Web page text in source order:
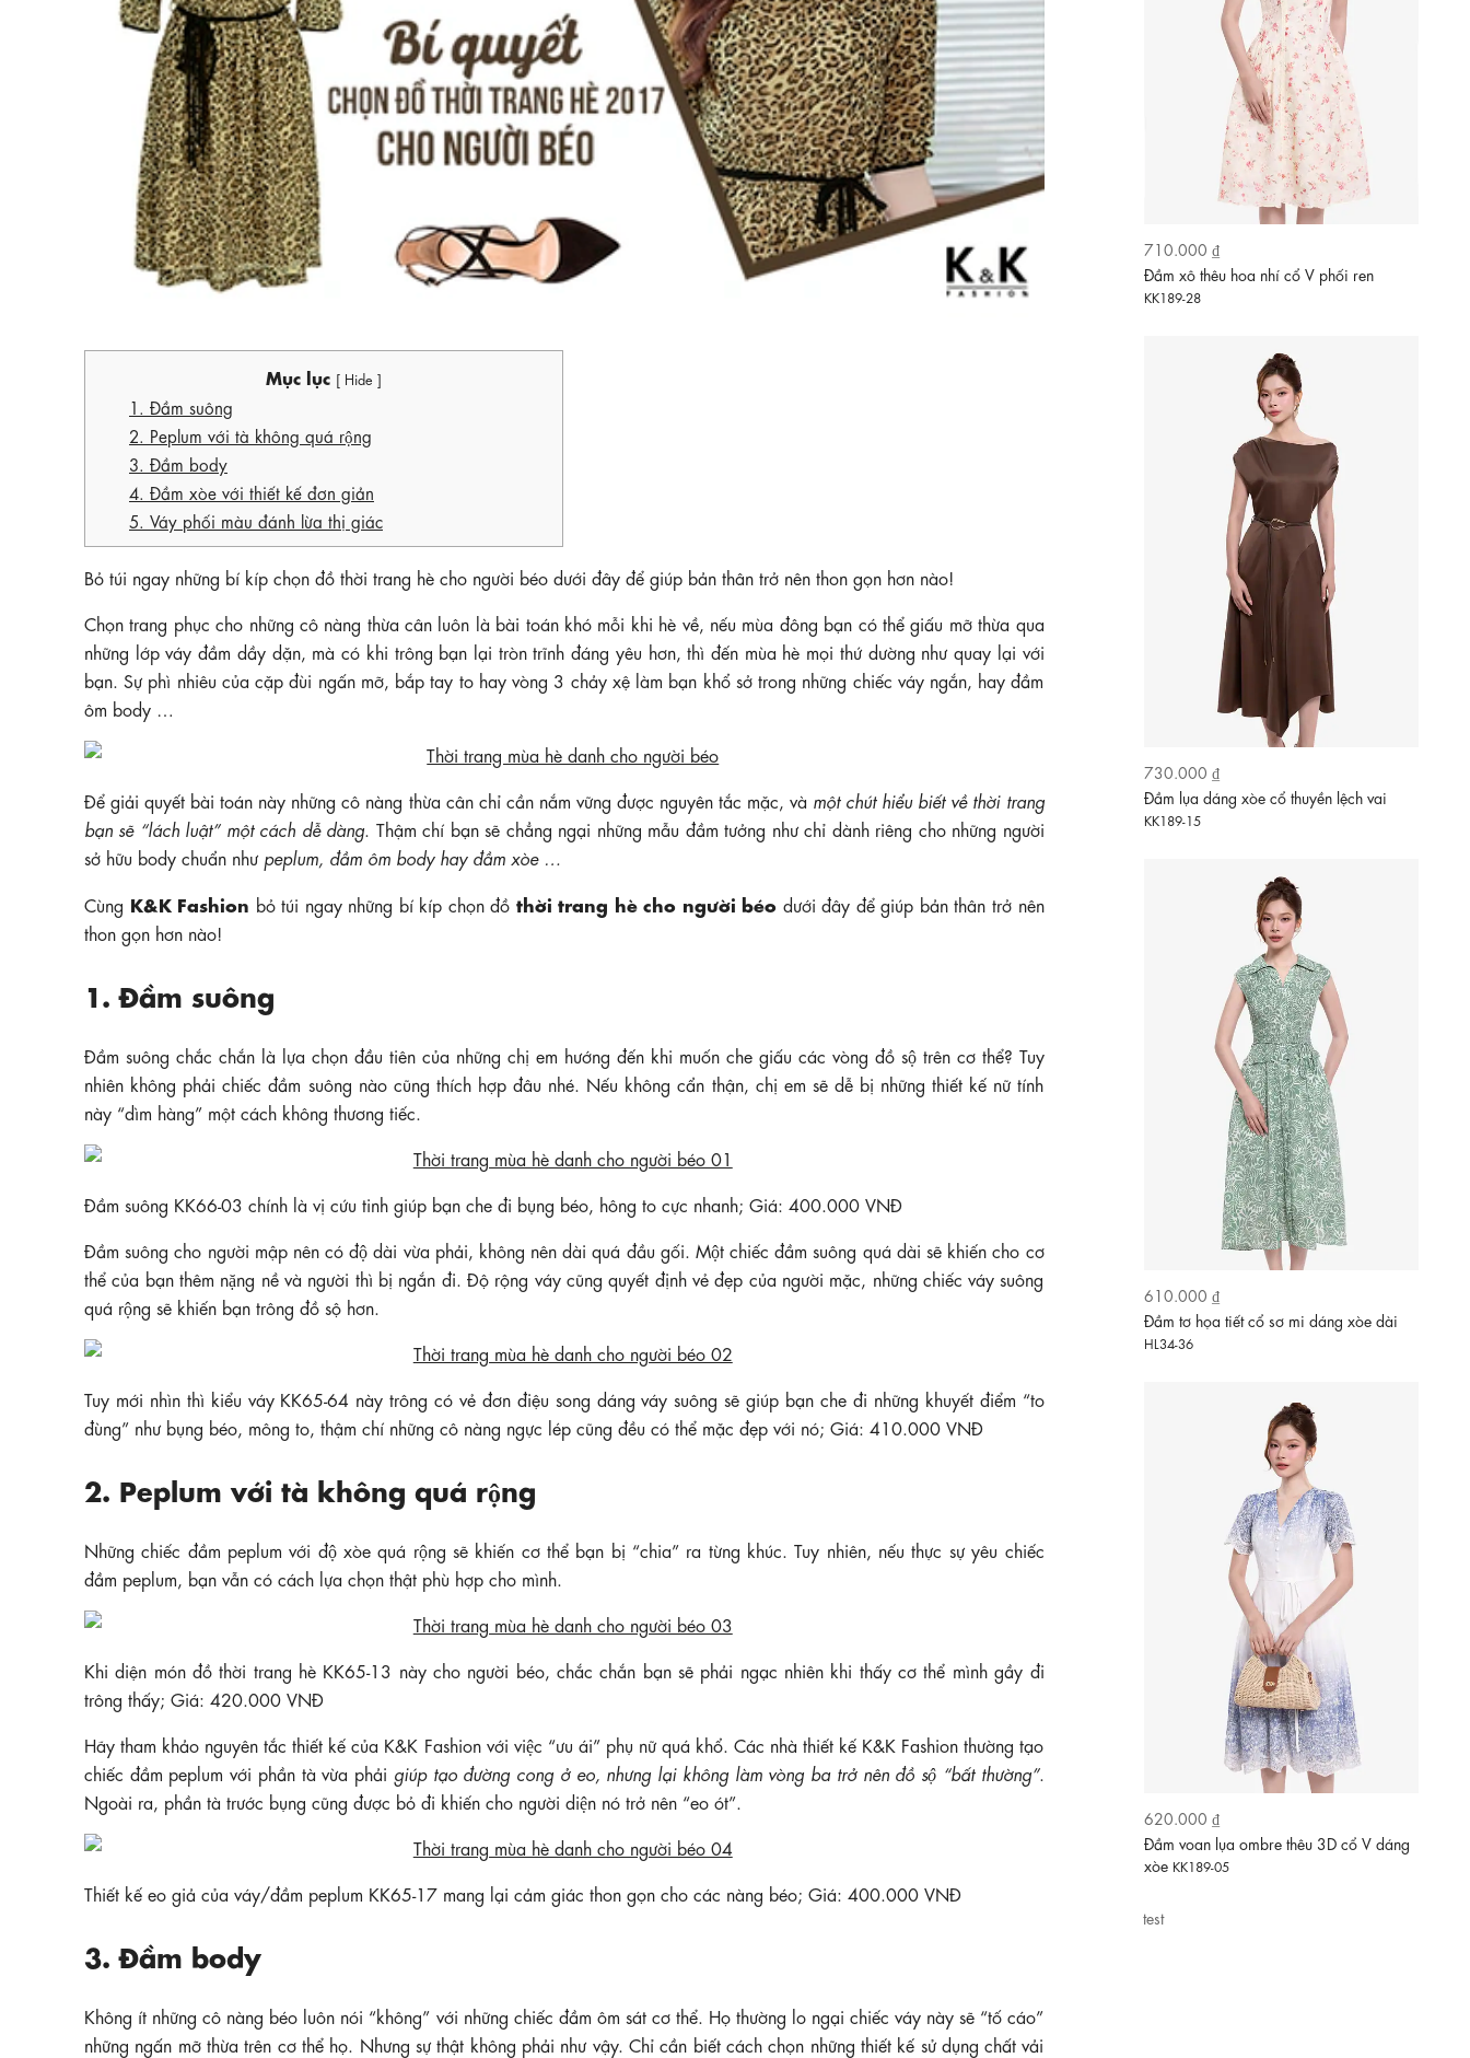
Mục lục [ Hide ]
1. Đầm suông
2. Peplum với tà không quá rộng
3. Đầm body
4. Đầm xòe với thiết kế đơn giản
5. Váy phối màu đánh lừa thị giác
Bỏ túi ngay những bí kíp chọn đồ thời trang hè cho người béo dưới đây để giúp bản thân trở nên thon gọn hơn nào!
Chọn trang phục cho những cô nàng thừa cân luôn là bài toán khó mỗi khi hè về, nếu mùa đông bạn có thể giấu mỡ thừa qua
những lớp váy đầm dầy dặn, mà có khi trông bạn lại tròn trĩnh đáng yêu hơn, thì đến mùa hè mọi thứ dường như quay lại với
bạn. Sự phì nhiêu của cặp đùi ngấn mỡ, bắp tay to hay vòng 3 chảy xệ làm bạn khổ sở trong những chiếc váy ngắn, hay đầm
ôm body …
Để giải quyết bài toán này những cô nàng thừa cân chỉ cần nắm vững được nguyên tắc mặc, và một chút hiểu biết về thời trang
bạn sẽ “lách luật” một cách dễ dàng. Thậm chí bạn sẽ chẳng ngại những mẫu đầm tưởng như chỉ dành riêng cho những người
sở hữu body chuẩn như peplum, đầm ôm body hay đầm xòe …
Cùng K&K Fashion bỏ túi ngay những bí kíp chọn đồ thời trang hè cho người béo dưới đây để giúp bản thân trở nên
thon gọn hơn nào!
1. Đầm suông
Đầm suông chắc chắn là lựa chọn đầu tiên của những chị em hướng đến khi muốn che giấu các vòng đồ sộ trên cơ thể? Tuy
nhiên không phải chiếc đầm suông nào cũng thích hợp đâu nhé. Nếu không cẩn thận, chị em sẽ dễ bị những thiết kế nữ tính
này “dìm hàng” một cách không thương tiếc.
Đầm suông KK66-03 chính là vị cứu tinh giúp bạn che đi bụng béo, hông to cực nhanh; Giá: 400.000 VNĐ
Đầm suông cho người mập nên có độ dài vừa phải, không nên dài quá đầu gối. Một chiếc đầm suông quá dài sẽ khiến cho cơ
thể của bạn thêm nặng nề và người thì bị ngắn đi. Độ rộng váy cũng quyết định vẻ đẹp của người mặc, những chiếc váy suông
quá rộng sẽ khiến bạn trông đồ sộ hơn.
Tuy mới nhìn thì kiểu váy KK65-64 này trông có vẻ đơn điệu song dáng váy suông sẽ giúp bạn che đi những khuyết điểm “to
đùng” như bụng béo, mông to, thậm chí những cô nàng ngực lép cũng đều có thể mặc đẹp với nó; Giá: 410.000 VNĐ
2. Peplum với tà không quá rộng
Những chiếc đầm peplum với độ xòe quá rộng sẽ khiến cơ thể bạn bị “chia” ra từng khúc. Tuy nhiên, nếu thực sự yêu chiếc
đầm peplum, bạn vẫn có cách lựa chọn thật phù hợp cho mình.
Khi diện món đồ thời trang hè KK65-13 này cho người béo, chắc chắn bạn sẽ phải ngạc nhiên khi thấy cơ thể mình gầy đi
trông thấy; Giá: 420.000 VNĐ
Hãy tham khảo nguyên tắc thiết kế của K&K Fashion với việc “ưu ái” phụ nữ quá khổ. Các nhà thiết kế K&K Fashion thường tạo
chiếc đầm peplum với phần tà vừa phải giúp tạo đường cong ở eo, nhưng lại không làm vòng ba trở nên đồ sộ “bất thường”.
Ngoài ra, phần tà trước bụng cũng được bỏ đi khiến cho người diện nó trở nên “eo ót”.
Thiết kế eo giả của váy/đầm peplum KK65-17 mang lại cảm giác thon gọn cho các nàng béo; Giá: 400.000 VNĐ
3. Đầm body
Không ít những cô nàng béo luôn nói “không” với những chiếc đầm ôm sát cơ thể. Họ thường lo ngại chiếc váy này sẽ “tố cáo”
những ngấn mỡ thừa trên cơ thể họ. Nhưng sự thật không phải như vậy. Chỉ cần biết cách chọn những thiết kế sử dụng chất vải
730.000 ₫
Đầm lụa dáng xòe cổ thuyền lệch vai
KK189-15
610.000 ₫
Đầm tơ họa tiết cổ sơ mi dáng xòe dài
HL34-36
620.000 ₫
Đầm voan lụa ombre thêu 3D cổ V dáng
xòeKK189-05
600.000 ₫
Đầm hoa dáng xòe cổ xẻ V thắt nơ eo
KK189-16
test